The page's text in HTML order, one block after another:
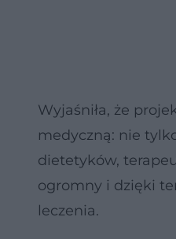
Wyjaśniła, że
medyczną: nie
dietetyków,
ogromny i dzięki
leczenia.